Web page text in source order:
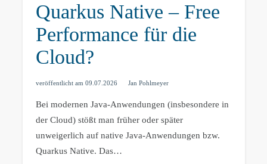
Quarkus Native – Free
Performance für die
Cloud?
veröffentlicht am 09.07.2026 Jan Pohlmeyer
Bei modernen Java-Anwendungen (insbesondere in
der Cloud) stößt man früher oder später
unweigerlich auf native Java-Anwendungen bzw.
Quarkus Native. Das…